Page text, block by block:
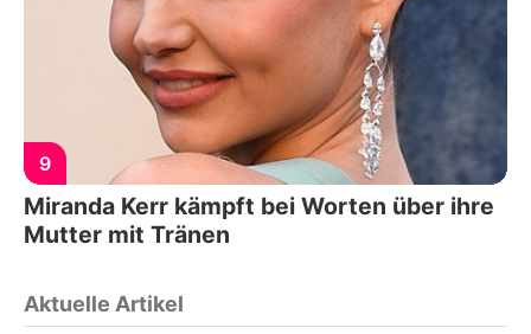
9
Miranda Kerr kämpft bei Worten über ihre
Mutter mit Tränen
Aktuelle Artikel